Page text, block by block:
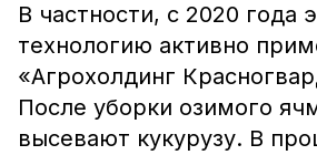
В частности, с 2020 года
технологию активно
«Агрохолдинг
После уборки озимого
высевают кукурузу. В